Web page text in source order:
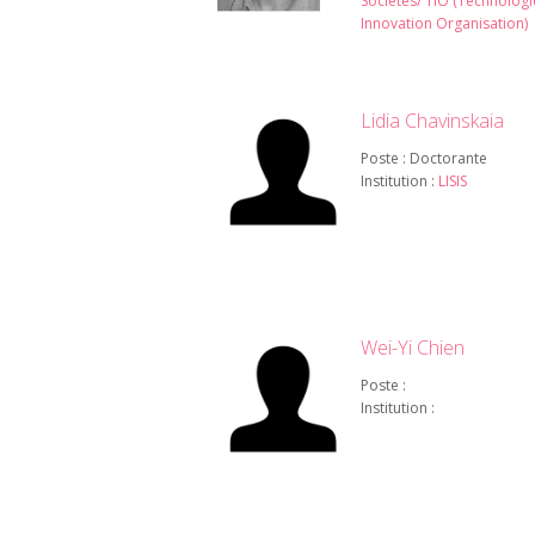
Innovation Organisation)
Lidia Chavinskaia
Poste : Doctorante
Institution : LISIS
Wei-Yi Chien
Poste :
Institution :